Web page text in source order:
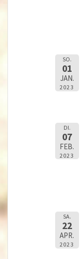
SO.
01
JAN.
2023
DI.
07
FEB.
2023
SA.
22
APR.
2023